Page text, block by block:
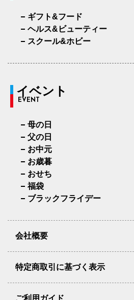
ギフト&フード
ヘルス&ビューティー
スクール&ホビー
イベント
EVENT
母の日
父の日
お中元
お歳暮
おせち
福袋
ブラックフライデー
会社概要
特定商取引に基づく表示
ご利用ガイド